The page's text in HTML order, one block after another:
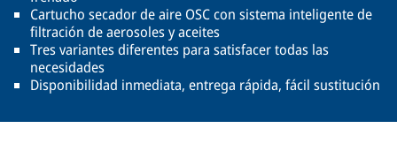
Cartucho secador de aire OSC con sistema inteligente de
filtración de aerosoles y aceites
Tres variantes diferentes para satisfacer todas las
necesidades
Disponibilidad inmediata, entrega rápida, fácil sustitución